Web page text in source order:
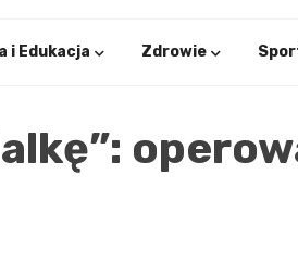
i Edukacja Zdrowie